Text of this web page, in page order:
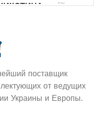
5%
поставщик
от ведущих
Украины и Европы.